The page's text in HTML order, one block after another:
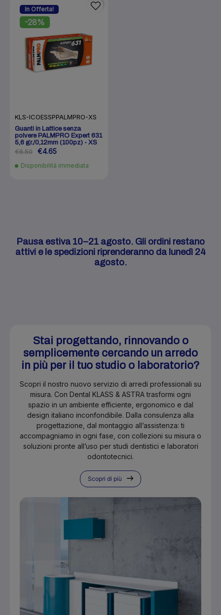
In Offerta!
-28%
KLS-ICOESSPPALMPRO-XS
Guanti in Lattice senza
polvere PALMPRO Expert 631
5,6 gr./0,12mm (100pz) - XS
€6.50 €4.65
Disponibilità immediata
Pausa estiva 10–21 agosto. Gli ordini restano
attivi e le spedizioni riprenderanno da lunedì 24
agosto.
Stai progettando, rinnovando o
semplicemente cercando un arredo
in più per il tuo studio o laboratorio?
Scopri il nostro nuovo servizio di arredi professionali su
misura. Con Dental KLASS & ASTRA trasformi ogni
spazio in un ambiente efficiente, ergonomico e dal
design italiano inconfondibile. Dalla consulenza alla
progettazione, dal montaggio all’assistenza: ti
accompagniamo in ogni fase, con collezioni su misura o
soluzioni pronte all’uso per studi dentistici e laboratori
odontotecnici.
Scopri di più